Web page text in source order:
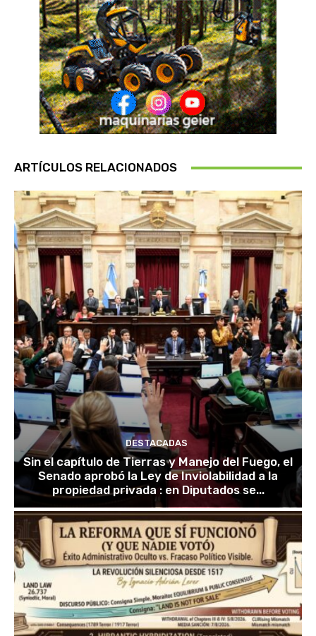
ARTÍCULOS RELACIONADOS
DESTACADAS
Sin el capítulo de Tierras y Manejo del Fuego, el
Senado aprobó la Ley de Inviolabilidad a la
propiedad privada : en Diputados se...